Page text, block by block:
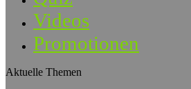
Videos
Promotionen
Aktuelle Themen